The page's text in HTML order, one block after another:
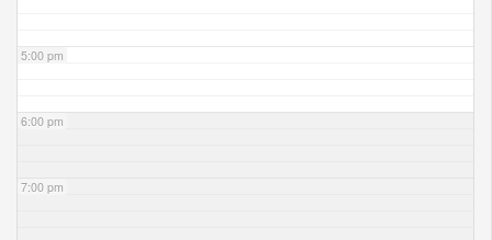
5:00 pm
6:00 pm
7:00 pm